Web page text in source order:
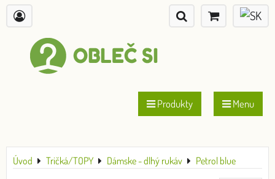
Produkty Menu
Úvod Tričká/TOPY Dámske - dlhý rukáv Petrol blue